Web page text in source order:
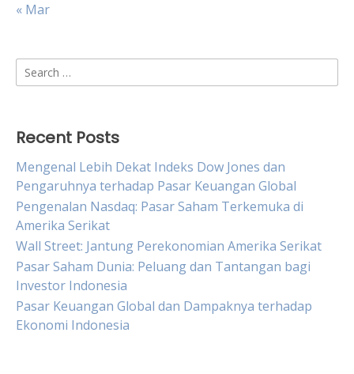
« Mar
Search
for:
Recent Posts
Mengenal Lebih Dekat Indeks Dow Jones dan
Pengaruhnya terhadap Pasar Keuangan Global
Pengenalan Nasdaq: Pasar Saham Terkemuka di
Amerika Serikat
Wall Street: Jantung Perekonomian Amerika Serikat
Pasar Saham Dunia: Peluang dan Tantangan bagi
Investor Indonesia
Pasar Keuangan Global dan Dampaknya terhadap
Ekonomi Indonesia